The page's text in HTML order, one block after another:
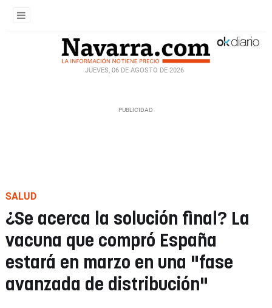
JUEVES, 06 DE AGOSTO DE 2026
SALUD
¿Se acerca la solución final? La
vacuna que compró España
estará en marzo en una "fase
avanzada de distribución"